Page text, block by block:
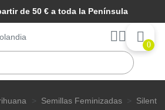
de 50 € a toda la Península
0
Semillas Feminizadas
Silent